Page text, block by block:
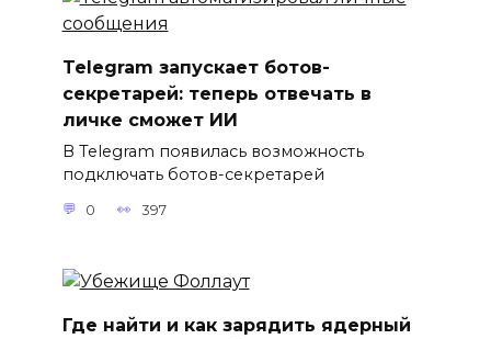
Telegram запускает ботов-
секретарей: теперь отвечать в
личке сможет ИИ
В Telegram появилась возможность
подключать ботов-секретарей
0 397
Где найти и как зарядить ядерный